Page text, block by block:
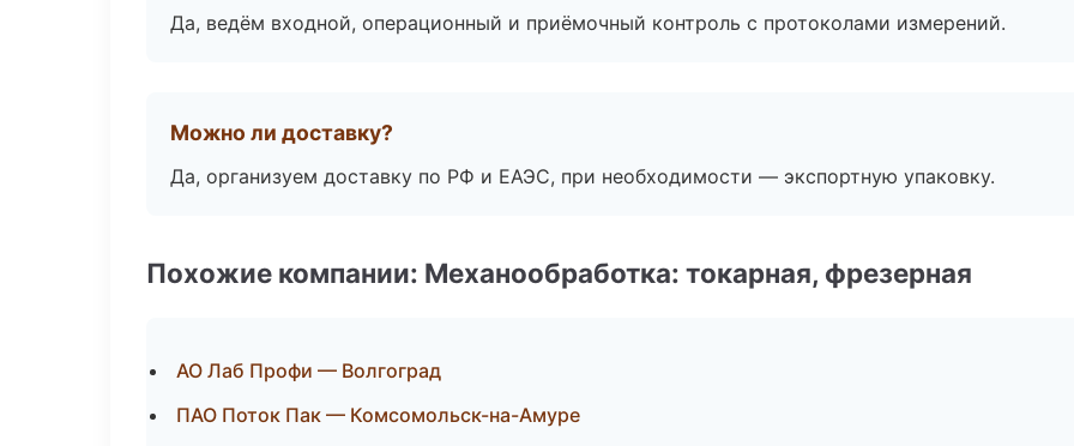
Да, ведём входной, операционный и приёмочный контроль с протоколами измерений.
Можно ли доставку?
Да, организуем доставку по РФ и ЕАЭС, при необходимости — экспортную упаковку.
Похожие компании: Механообработка: токарная, фрезерная
АО Лаб Профи — Волгоград
ПАО Поток Пак — Комсомольск-на-Амуре